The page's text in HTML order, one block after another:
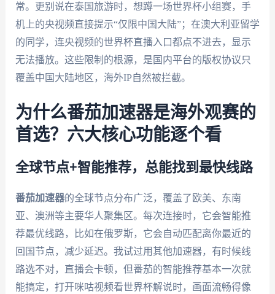
常。更别说在泰国旅游时，想蹲一场世界杯小组赛，手
机上的央视频直接提示“仅限中国大陆”；在澳大利亚留学
的同学，连央视频的世界杯直播入口都点不进去，显示
无法播放。这些限制的根源，是国内平台的版权协议只
覆盖中国大陆地区，海外IP自然被拦截。
为什么番茄加速器是海外观赛的
首选？六大核心功能逐个看
全球节点+智能推荐，总能找到最快线路
番茄加速器的全球节点分布广泛，覆盖了欧美、东南
亚、澳洲等主要华人聚集区。每次连接时，它会智能推
荐最优线路，比如在俄罗斯，它会自动匹配离你最近的
回国节点，减少延迟。我试过用其他加速器，有时候线
路选不对，直播会卡顿，但番茄的智能推荐基本一次就
能搞定，打开咪咕视频看世界杯解说时，画面流畅得像